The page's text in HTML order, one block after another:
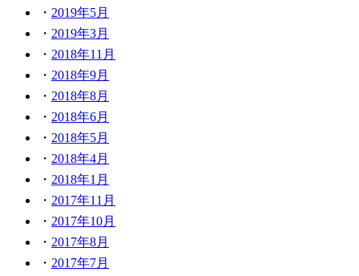
2019年5月
2019年3月
2018年11月
2018年9月
2018年8月
2018年6月
2018年5月
2018年4月
2018年1月
2017年11月
2017年10月
2017年8月
2017年7月